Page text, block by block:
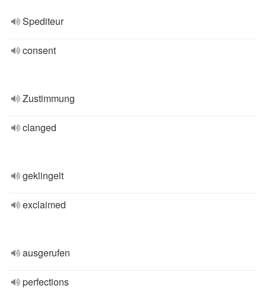
Spediteur
consent
Zustimmung
clanged
geklingelt
exclaimed
ausgerufen
perfections